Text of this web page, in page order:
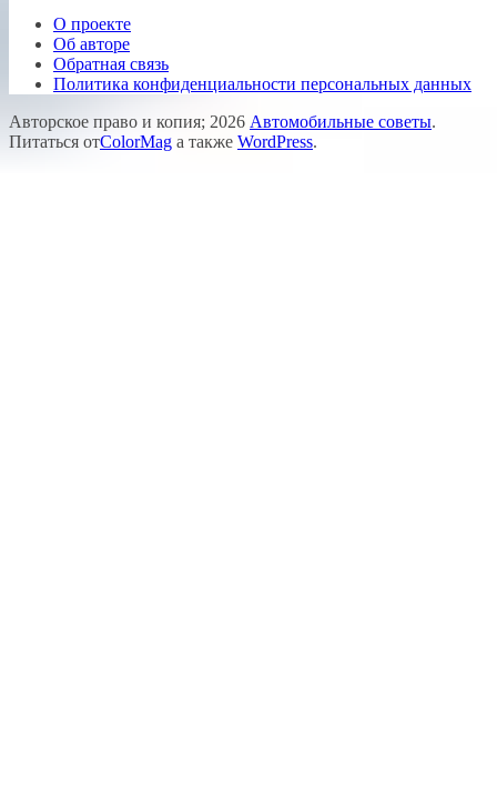
О проекте
Об авторе
Обратная связь
Политика конфиденциальности персональных данных
Авторское право и копия; 2026 Автомобильные советы.
Питаться отColorMag а также WordPress.